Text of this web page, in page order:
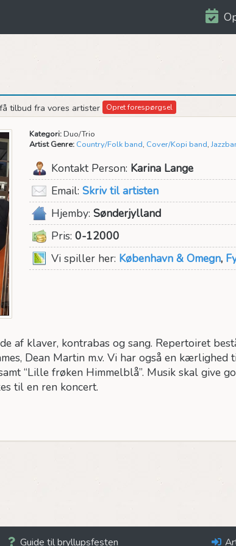
tilbud fra vores artister Opret forespørgsel
Kategori: Duo/Trio
Artist Genre: Country/Folk band, Cover/Kopi band,
Kontakt Person: Karina Lange
Email:Skriv til artisten
Hjemby:Sønderjylland
Pris:0-12000
Vi spiller her: København & Omegn,
af klaver, kontrabas og sang. Repertoiret
Dean Martin m.v. Vi har også en
“Lille frøken Himmelblå”. Musik skal
til en ren koncert.
Guide til bryllupsfesten